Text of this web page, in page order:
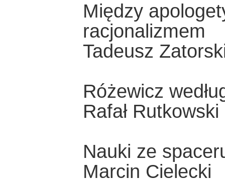
Między
racjonalizmem
Tadeusz
Różewicz
Rafał Rutkowski
Nauki ze
Marcin Cielecki